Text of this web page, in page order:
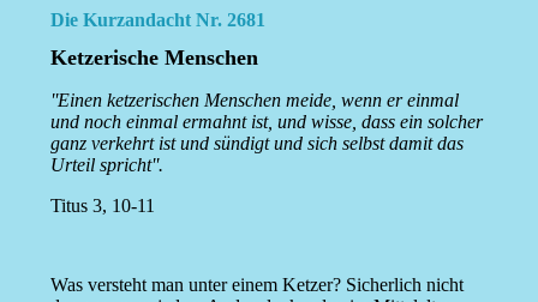
Die Kurzandacht Nr. 2681
Ketzerische Menschen
''Einen ketzerischen Menschen meide, wenn er einmal
und noch einmal ermahnt ist, und wisse, dass ein solcher
ganz verkehrt ist und sündigt und sich selbst damit das
Urteil spricht''.
Titus 3, 10-11
Was versteht man unter einem Ketzer? Sicherlich nicht